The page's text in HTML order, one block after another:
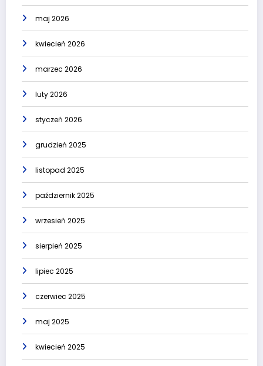
maj 2026
kwiecień 2026
marzec 2026
luty 2026
styczeń 2026
grudzień 2025
listopad 2025
październik 2025
wrzesień 2025
sierpień 2025
lipiec 2025
czerwiec 2025
maj 2025
kwiecień 2025